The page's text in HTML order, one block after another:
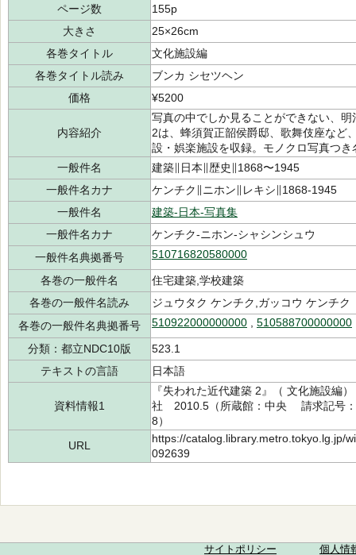
ページ数
155p
大きさ
25×26cm
各巻タイトル
文化施設編
各巻タイトル読み
ブンカ シセツヘン
価格
¥5200
内容紹介
写真の中でしか見ることができない、
2は、蜂須賀正韶侯爵邸、歌舞伎座など
設・娯楽施設を収録。モノクロ写真つ
一般件名
建築∥日本∥歴史∥1868〜1945
一般件名カナ
ケンチク∥ニホン∥レキシ∥1868-1945
一般件名
建築-日本-写真集
一般件名カナ
ケンチク-ニホン-シャシンシュウ
一般件名典拠番号
510716820580000
各巻の一般件名
住宅建築,学校建築
各巻の一般件名読み
ジュウタク ケンチク,ガッコウ ケンチク
各巻の一般件名典拠番号
510922000000000 510588700000000
分類：都立NDC10版
523.1
テキストの言語
日本語
資料情報1
『失われた近代建築 2』（ 文化施設
社 2010.5（所蔵館：中央 請求記号
8）
URL
https://catalog.library.metro.tokyo.lg.jp/
092639
サイトポリシー 個人情